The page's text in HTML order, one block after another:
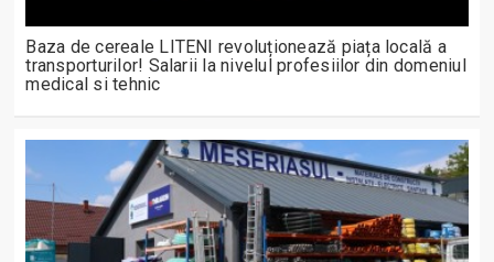
Baza de cereale LITENI revoluționează piața locală a
transporturilor! Salarii la nivelul profesiilor din domeniul
medical si tehnic